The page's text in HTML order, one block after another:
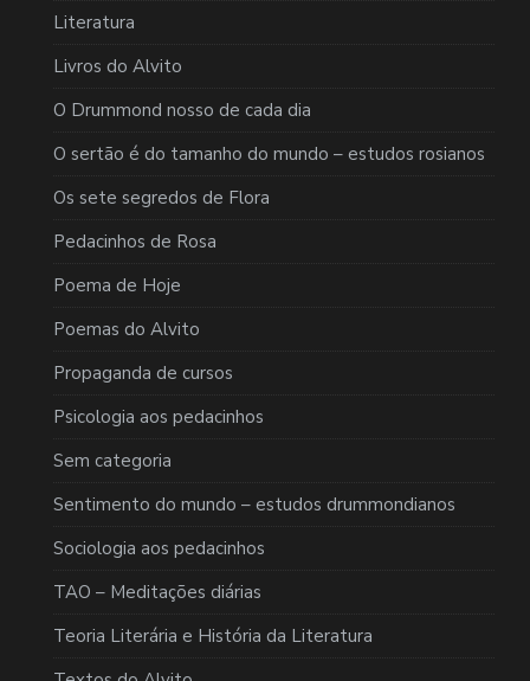
Literatura
Livros do Alvito
O Drummond nosso de cada dia
O sertão é do tamanho do mundo – estudos rosianos
Os sete segredos de Flora
Pedacinhos de Rosa
Poema de Hoje
Poemas do Alvito
Propaganda de cursos
Psicologia aos pedacinhos
Sem categoria
Sentimento do mundo – estudos drummondianos
Sociologia aos pedacinhos
TAO – Meditações diárias
Teoria Literária e História da Literatura